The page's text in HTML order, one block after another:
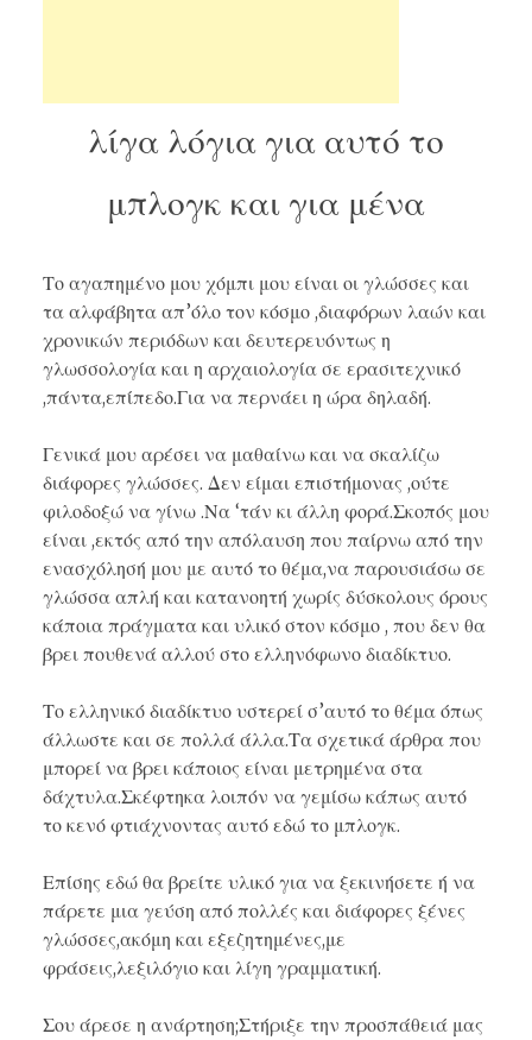
λίγα λόγια για αυτό το
μπλογκ και για μένα
Το αγαπημένο μου χόμπι μου είναι οι γλώσσες και
τα αλφάβητα απ’όλο τον κόσμο ,διαφόρων λαών και
χρονικών περιόδων και δευτερευόντως η
γλωσσολογία και η αρχαιολογία σε ερασιτεχνικό
,πάντα,επίπεδο.Για να περνάει η ώρα δηλαδή.
Γενικά μου αρέσει να μαθαίνω και να σκαλίζω
διάφορες γλώσσες. Δεν είμαι επιστήμονας ,ούτε
φιλοδοξώ να γίνω .Να ‘τάν κι άλλη φορά.Σκοπός μου
είναι ,εκτός από την απόλαυση που παίρνω από την
ενασχόλησή μου με αυτό το θέμα,να παρουσιάσω σε
γλώσσα απλή και κατανοητή χωρίς δύσκολους όρους
κάποια πράγματα και υλικό στον κόσμο , που δεν θα
βρει πουθενά αλλού στο ελληνόφωνο διαδίκτυο.
Το ελληνικό διαδίκτυο υστερεί σ’αυτό το θέμα όπως
άλλωστε και σε πολλά άλλα.Τα σχετικά άρθρα που
μπορεί να βρει κάποιος είναι μετρημένα στα
δάχτυλα.Σκέφτηκα λοιπόν να γεμίσω κάπως αυτό
το κενό φτιάχνοντας αυτό εδώ το μπλογκ.
Επίσης εδώ θα βρείτε υλικό για να ξεκινήσετε ή να
πάρετε μια γεύση από πολλές και διάφορες ξένες
γλώσσες,ακόμη και εξεζητημένες,με
φράσεις,λεξιλόγιο και λίγη γραμματική.
Σου άρεσε η ανάρτηση;Στήριξε την προσπάθειά μας